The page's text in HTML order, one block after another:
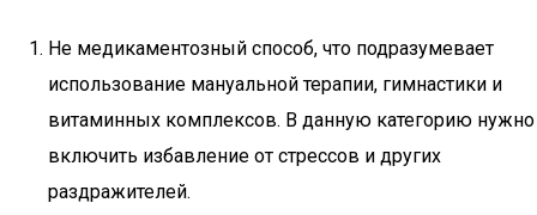
Не медикаментозный способ, что подразумевает
использование мануальной терапии, гимнастики и
витаминных комплексов. В данную категорию нужно
включить избавление от стрессов и других
раздражителей.